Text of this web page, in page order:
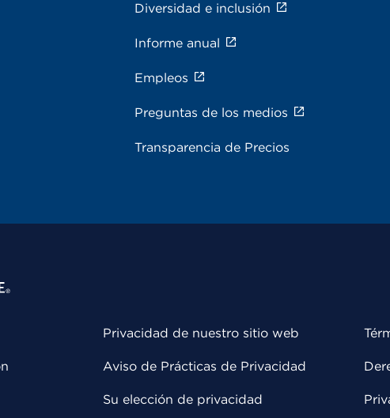
Diversidad e inclusión
Informe anual
Empleos
Preguntas de los medios
Transparencia de Precios
Privacidad de nuestro sitio web
Aviso de Prácticas de Privacidad
Su elección de privacidad